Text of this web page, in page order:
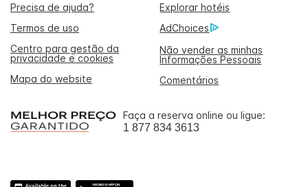
Precisa de ajuda?
Explorar hotéis
Termos de uso
AdChoices
Centro para gestão da
privacidade e cookies
Não vender as minhas
Informações Pessoais
Mapa do website
Comentários
Faça a reserva online ou ligue:
1 877 834 3613